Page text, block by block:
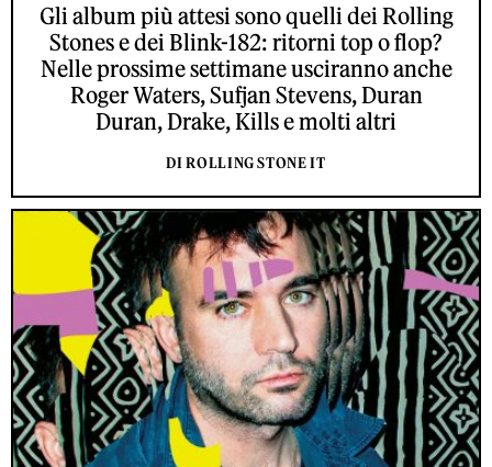
Gli album più attesi sono quelli dei Rolling
Stones e dei Blink-182: ritorni top o flop?
Nelle prossime settimane usciranno anche
Roger Waters, Sufjan Stevens, Duran
Duran, Drake, Kills e molti altri
DI ROLLING STONE IT